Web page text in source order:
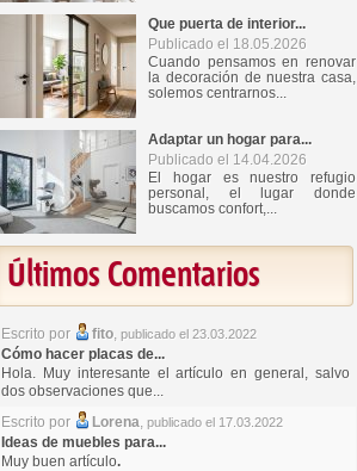
Que puerta de interior...
Publicado el 18.05.2026
Cuando pensamos en renovar
la decoración de nuestra casa,
solemos centrarnos...
Adaptar un hogar para...
Publicado el 14.04.2026
El hogar es nuestro refugio
personal, el lugar donde
buscamos confort,...
Últimos Comentarios
Escrito por fito, publicado el 23.03.2022
Cómo hacer placas de...
Hola. Muy interesante el artículo en general, salvo
dos observaciones que...
Escrito por
Lorena, publicado el 17.03.2022
Ideas de muebles para...
Muy buen artículo.